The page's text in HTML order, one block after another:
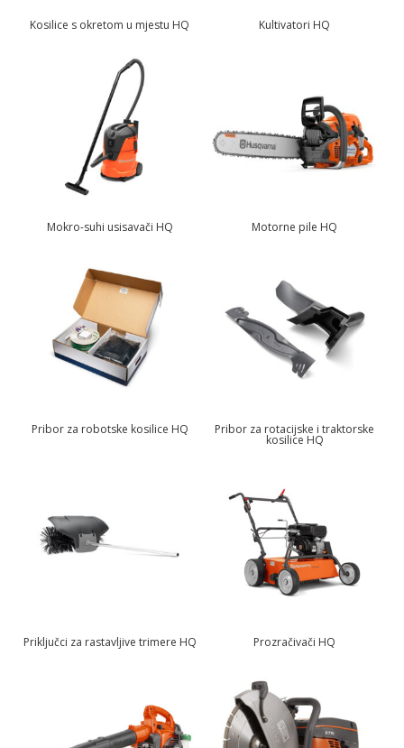
Kosilice s okretom u mjestu HQ Kultivatori HQ
Mokro-suhi usisavači HQ Motorne pile HQ
Pribor za robotske kosilice HQ Pribor za rotacijske i traktorske
kosilice HQ
Priključci za rastavljive trimere HQ Prozračivači HQ